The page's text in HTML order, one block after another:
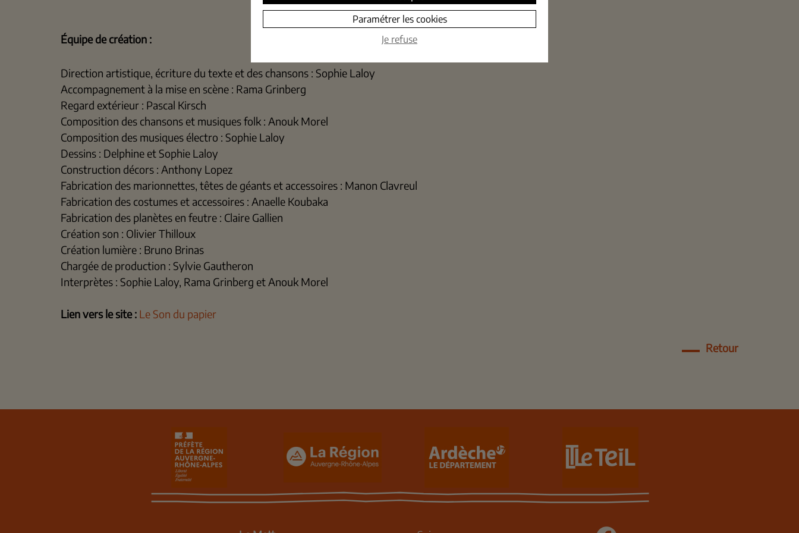
Équipe de création :
Direction artistique, écriture du texte et des chansons : Sophie Laloy
Accompagnement à la mise en scène : Rama Grinberg
Regard extérieur : Pascal Kirsch
Composition des chansons et musiques folk : Anouk Morel
Composition des musiques électro : Sophie Laloy
Dessins : Delphine et Sophie Laloy
Construction décors : Anthony Lopez
Fabrication des marionnettes, têtes de géants et accessoires : Manon Clavreul
Fabrication des costumes et accessoires : Anaelle Koubaka
Fabrication des planètes en feutre : Claire Gallien
Création son : Olivier Thilloux
Création lumière : Bruno Brinas
Chargée de production : Sylvie Gautheron
Interprètes : Sophie Laloy, Rama Grinberg et Anouk Morel
Lien vers le site : Le Son du papier
Retour
Paramétrer les cookies
Je refuse